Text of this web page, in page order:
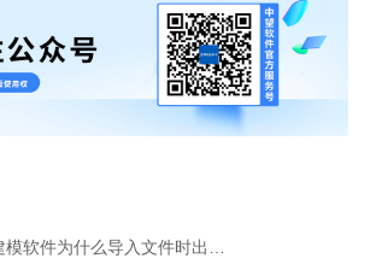
三维建模软件为什么导入文件时出现红色禁止符号